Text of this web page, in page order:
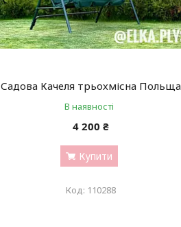
Садова Качеля трьохмісна Польща
В наявності
4 200 ₴
Купити
110288